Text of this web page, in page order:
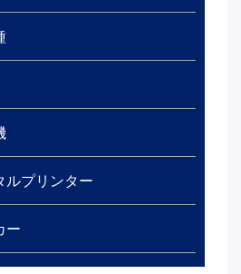
ルプリンター
ー